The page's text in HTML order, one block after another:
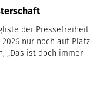
der Pressefreiheit
nur noch auf Platz
„Das ist doch immer